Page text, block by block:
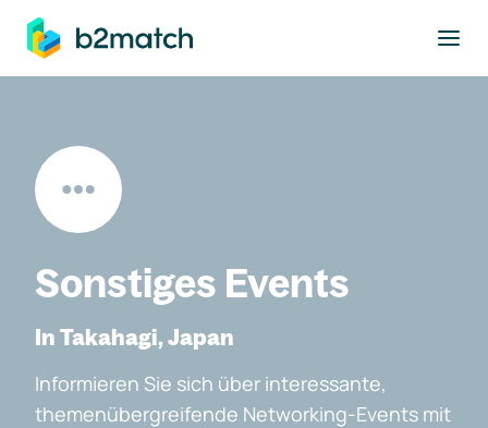
springen
Sonstiges Events
In Takahagi, Japan
Informieren Sie sich über interessante,
themenübergreifende Networking-Events mit